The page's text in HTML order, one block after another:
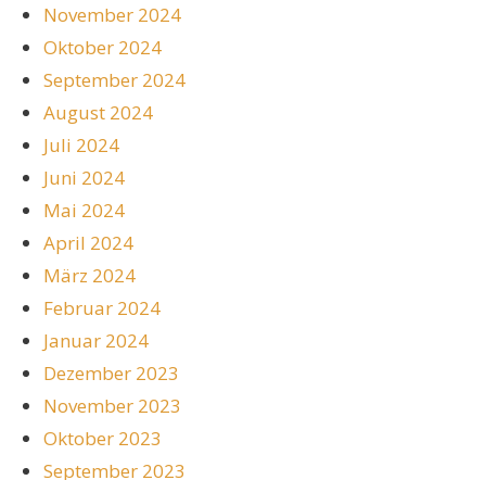
November 2024
Oktober 2024
September 2024
August 2024
Juli 2024
Juni 2024
Mai 2024
April 2024
März 2024
Februar 2024
Januar 2024
Dezember 2023
November 2023
Oktober 2023
September 2023